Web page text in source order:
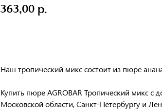
363,00 р.
Наш тропический микс состоит из пюре
Купить пюре AGROBAR Тропический микс с
Московской области, Санкт-Петербургу и